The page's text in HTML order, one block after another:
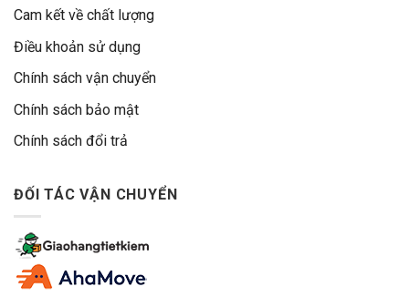
Cam kết về chất lượng
Điều khoản sử dụng
Chính sách vận chuyển
Chính sách bảo mật
Chính sách đổi trả
ĐỐI TÁC VẬN CHUYỂN